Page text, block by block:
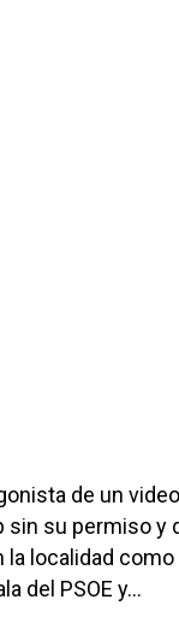
de un
su permiso y
la localidad
del PSOE y…